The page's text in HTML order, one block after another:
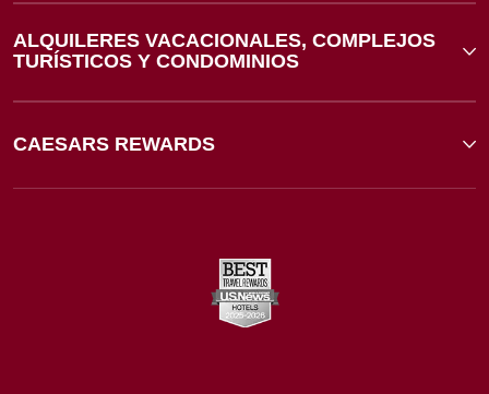
ALQUILERES VACACIONALES, COMPLEJOS
TURÍSTICOS Y CONDOMINIOS
CAESARS REWARDS